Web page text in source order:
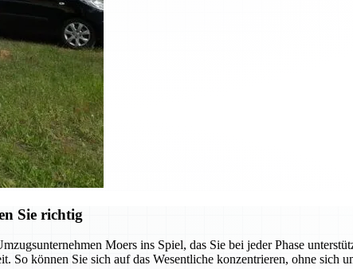
Sie richtig
Moers ins Spiel, das Sie bei jeder Phase
können Sie sich auf das Wesentliche konzentrieren, ohne sich